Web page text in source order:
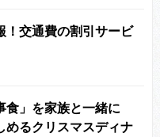
！交通費の割引サービ
食」を家族と一緒に
めるクリスマスディナ